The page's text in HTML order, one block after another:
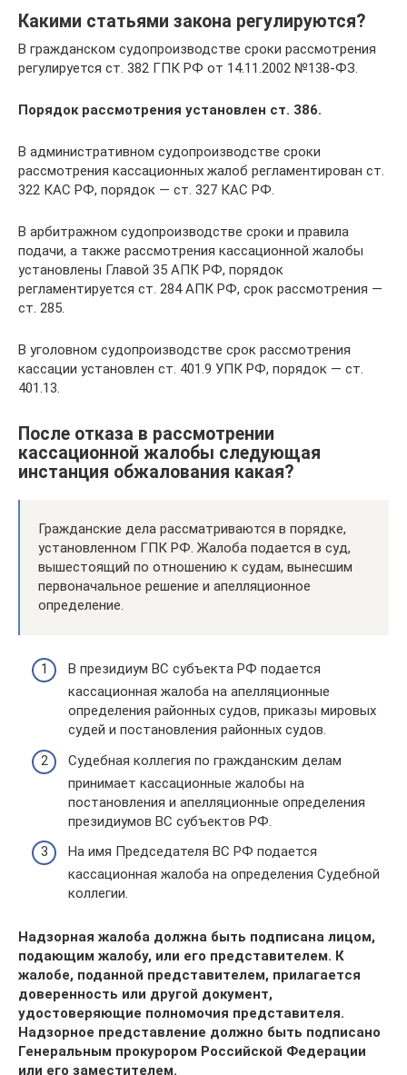
Какими статьями закона регулируются?
В гражданском судопроизводстве сроки рассмотрения
регулируется ст. 382 ГПК РФ от 14.11.2002 №138-ФЗ.
Порядок рассмотрения установлен ст. 386.
В административном судопроизводстве сроки
рассмотрения кассационных жалоб регламентирован ст.
322 КАС РФ, порядок — ст. 327 КАС РФ.
В арбитражном судопроизводстве сроки и правила
подачи, а также рассмотрения кассационной жалобы
установлены Главой 35 АПК РФ, порядок
регламентируется ст. 284 АПК РФ, срок рассмотрения —
ст. 285.
В уголовном судопроизводстве срок рассмотрения
кассации установлен ст. 401.9 УПК РФ, порядок — ст.
401.13.
После отказа в рассмотрении
кассационной жалобы следующая
инстанция обжалования какая?
Гражданские дела рассматриваются в порядке,
установленном ГПК РФ. Жалоба подается в суд,
вышестоящий по отношению к судам, вынесшим
первоначальное решение и апелляционное
определение.
В президиум ВС субъекта РФ подается
кассационная жалоба на апелляционные
определения районных судов, приказы мировых
судей и постановления районных судов.
Судебная коллегия по гражданским делам
принимает кассационные жалобы на
постановления и апелляционные определения
президиумов ВС субъектов РФ.
На имя Председателя ВС РФ подается
кассационная жалоба на определения Судебной
коллегии.
Надзорная жалоба должна быть подписана лицом,
подающим жалобу, или его представителем. К
жалобе, поданной представителем, прилагается
доверенность или другой документ,
удостоверяющие полномочия представителя.
Надзорное представление должно быть подписано
Генеральным прокурором Российской Федерации
или его заместителем.